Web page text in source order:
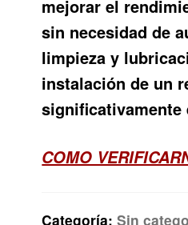
mejorar el
sin necesidad de
limpieza y
instalación de un
COMO
Categoría:Sin